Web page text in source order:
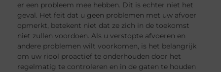
er een probleem mee hebben. Dit is echter niet het
geval. Het feit dat u geen problemen met uw afvoer
opmerkt, betekent niet dat ze zich in de toekomst
niet zullen voordoen. Als u verstopte afvoeren en
andere problemen wilt voorkomen, is het belangrijk
om uw riool proactief te onderhouden door het
regelmatig te controleren en in de gaten te houden